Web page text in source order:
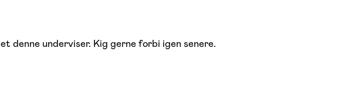
denne underviser. Kig gerne forbi igen senere.